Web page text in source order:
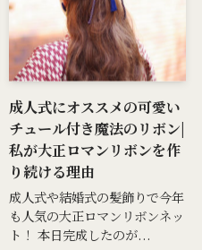
成人式にオススメの可愛い
チュール付き魔法のリボン|
私が大正ロマンリボンを作
り続ける理由
成人式や結婚式の髪飾りで今年
も人気の大正ロマンリボンネッ
ト！ 本日完成したのが...